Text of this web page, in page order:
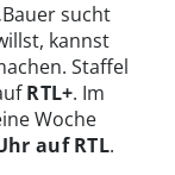
sucht
kannst
Staffel
RTL+. Im
Woche
auf RTL.